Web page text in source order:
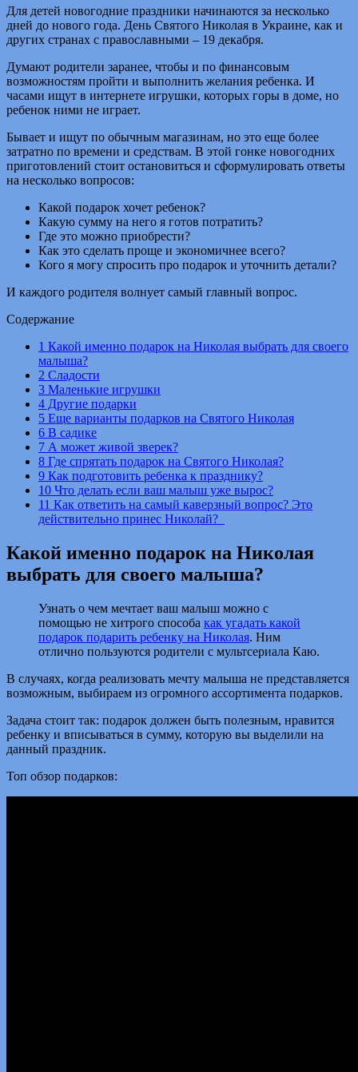
Для детей новогодние праздники начинаются за несколько
дней до нового года. День Святого Николая в Украине, как и
других странах с православными – 19 декабря.
Думают родители заранее, чтобы и по финансовым
возможностям пройти и выполнить желания ребенка. И
часами ищут в интернете игрушки, которых горы в доме, но
ребенок ними не играет.
Бывает и ищут по обычным магазинам, но это еще более
затратно по времени и средствам. В этой гонке новогодних
приготовлений стоит остановиться и сформулировать ответы
на несколько вопросов:
Какой подарок хочет ребенок?
Какую сумму на него я готов потратить?
Где это можно приобрести?
Как это сделать проще и экономичнее всего?
Кого я могу спросить про подарок и уточнить детали?
И каждого родителя волнует самый главный вопрос.
Содержание
1 Какой именно подарок на Николая выбрать для своего
малыша?
2 Сладости
3 Маленькие игрушки
4 Другие подарки
5 Еще варианты подарков на Святого Николая
6 В садике
7 А может живой зверек?
8 Где спрятать подарок на Святого Николая?
9 Как подготовить ребенка к празднику?
10 Что делать если ваш малыш уже вырос?
11 Как ответить на самый каверзный вопрос? Это
действительно принес Николай?
Какой именно подарок на Николая
выбрать для своего малыша?
Узнать о чем мечтает ваш малыш можно с
помощью не хитрого способа как угадать какой
подарок подарить ребенку на Николая. Ним
отлично пользуются родители с мультсериала Каю.
В случаях, когда реализовать мечту малыша не представляется
возможным, выбираем из огромного ассортимента подарков.
Задача стоит так: подарок должен быть полезным, нравится
ребенку и вписываться в сумму, которую вы выделили на
данный праздник.
Топ обзор подарков: